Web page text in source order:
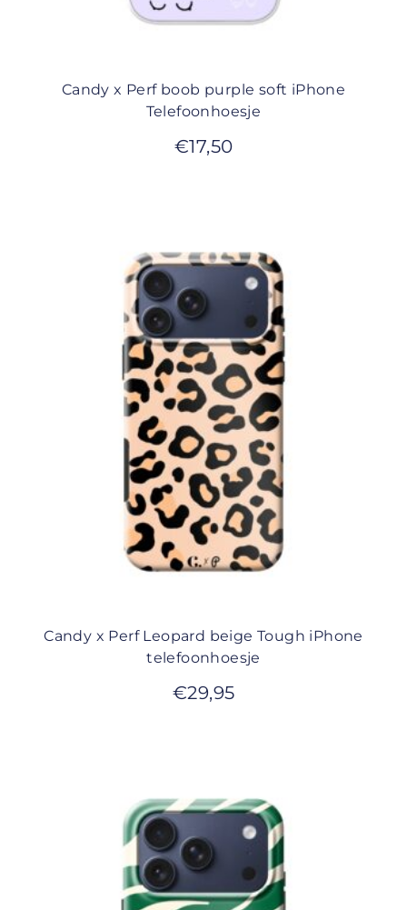
Candy x Perf boob purple soft iPhone
Telefoonhoesje
€17,50
Candy x Perf Leopard beige Tough iPhone
telefoonhoesje
€29,95